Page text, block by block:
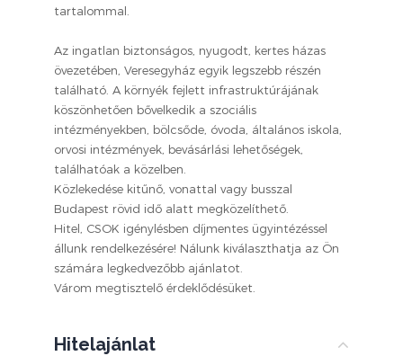
tartalommal.
Az ingatlan biztonságos, nyugodt, kertes házas
övezetében, Veresegyház egyik legszebb részén
található. A környék fejlett infrastruktúrájának
köszönhetően bővelkedik a szociális
intézményekben, bölcsőde, óvoda, általános iskola,
orvosi intézmények, bevásárlási lehetőségek,
találhatóak a közelben.
Közlekedése kitűnő, vonattal vagy busszal
Budapest rövid idő alatt megközelíthető.
Hitel, CSOK igénylésben díjmentes ügyintézéssel
állunk rendelkezésére! Nálunk kiválaszthatja az Ön
számára legkedvezőbb ajánlatot.
Várom megtisztelő érdeklődésüket.
Hitelajánlat